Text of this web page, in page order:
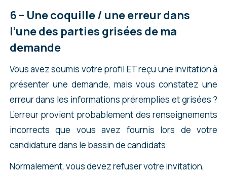
avoir une offre d’emploi ou une offre de stage,
n’hésitez pas à faire plusieurs tests au niveau
« Type d’offre d’emploi présentée par
En effet, lors du questionnaire initial pour votre
demande, il vous était simplement demander
« Disposez-vous d’une lettre d’offre, un contrat
d’emploi ou d’une entente de stage signé par un
employeur au Canada », mais il ne vous a jamais
d’emploi présentée par l’employeur que vous
6 – Une coquille / une erreur dans
l’une des parties grisées de ma
demande
Vous avez soumis votre profil ET reçu une invitation à
présenter une demande, mais vous constatez une
erreur dans les informations préremplies et grisées ?
L’erreur provient probablement des renseignements
incorrects que vous avez fournis lors de votre
candidature dans le bassin de candidats.
Normalement, vous devez refuser votre invitation,